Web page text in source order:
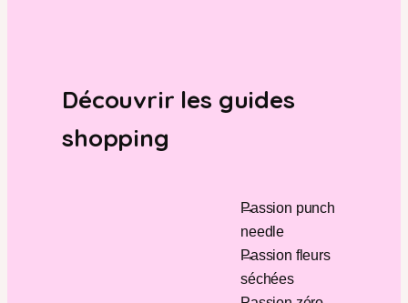
Découvrir les guides
shopping
Passion punch
needle
Passion fleurs
séchées